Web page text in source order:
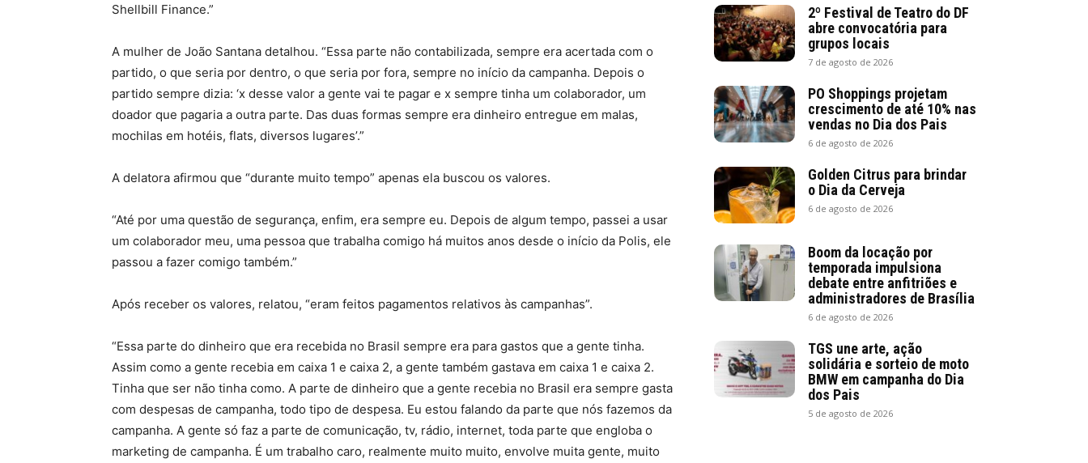
Shellbill Finance.”
A mulher de João Santana detalhou. “Essa parte não contabilizada, sempre era acertada com o
partido, o que seria por dentro, o que seria por fora, sempre no início da campanha. Depois o
partido sempre dizia: ‘x desse valor a gente vai te pagar e x sempre tinha um colaborador, um
doador que pagaria a outra parte. Das duas formas sempre era dinheiro entregue em malas,
mochilas em hotéis, flats, diversos lugares’.”
A delatora afirmou que “durante muito tempo” apenas ela buscou os valores.
“Até por uma questão de segurança, enfim, era sempre eu. Depois de algum tempo, passei a usar
um colaborador meu, uma pessoa que trabalha comigo há muitos anos desde o início da Polis, ele
passou a fazer comigo também.”
Após receber os valores, relatou, “eram feitos pagamentos relativos às campanhas”.
“Essa parte do dinheiro que era recebida no Brasil sempre era para gastos que a gente tinha.
Assim como a gente recebia em caixa 1 e caixa 2, a gente também gastava em caixa 1 e caixa 2.
Tinha que ser não tinha como. A parte de dinheiro que a gente recebia no Brasil era sempre gasta
com despesas de campanha, todo tipo de despesa. Eu estou falando da parte que nós fazemos da
campanha. A gente só faz a parte de comunicação, tv, rádio, internet, toda parte que engloba o
marketing de campanha. É um trabalho caro, realmente muito muito, envolve muita gente, muito
2º Festival de Teatro do DF
abre convocatória para
grupos locais
7 de agosto de 2026
PO Shoppings projetam
crescimento de até 10% nas
vendas no Dia dos Pais
6 de agosto de 2026
Golden Citrus para brindar
o Dia da Cerveja
6 de agosto de 2026
Boom da locação por
temporada impulsiona
debate entre anfitriões e
administradores de Brasília
6 de agosto de 2026
TGS une arte, ação
solidária e sorteio de moto
BMW em campanha do Dia
dos Pais
5 de agosto de 2026